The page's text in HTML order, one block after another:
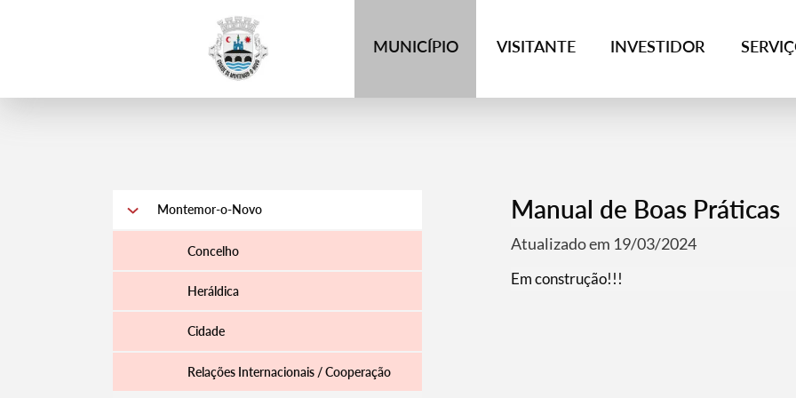
MUNICÍPIO VISITANTE INVESTIDOR
Montemor-o-Novo
Concelho
Heráldica
Cidade
Relações Internacionais / Cooperação
Manual de Boas Práticas
Atualizado em 19/03/2024
Em construção!!!